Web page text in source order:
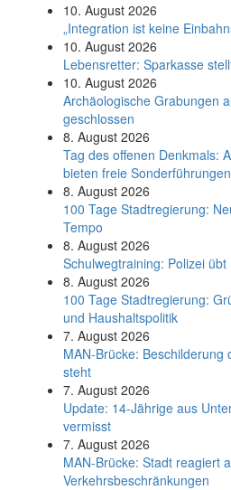
10. August 2026
„Integration ist keine
10. August 2026
Le­bens­ret­ter: Spar­kas­se
10. August 2026
Ar­chäo­lo­gi­sche Gra­bun­gen
ge­schlos­sen
8. August 2026
Tag des offenen Denkmals:
bieten freie Sonderführungen
8. August 2026
100 Tage Stadtregierung:
Tempo
8. August 2026
Schul­weg­trai­ning: Poli­zei
8. August 2026
100 Tage Stadtregierung:
und Haushaltspolitik
7. August 2026
MAN-Brücke: Beschilderung
steht
7. August 2026
Update: 14-Jährige aus
vermisst
7. August 2026
MAN-Brücke: Stadt reagiert
Verkehrsbeschränkungen